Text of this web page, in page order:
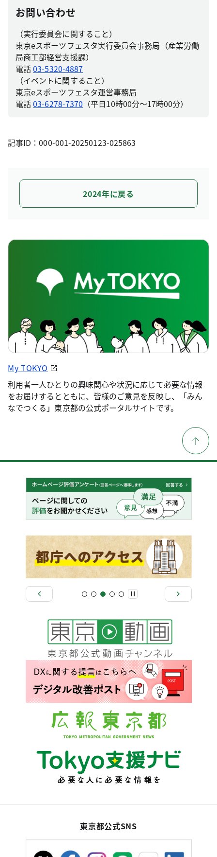
お問い合わせ
（実行委員会に関すること）
東京eスポーツフェスタ実行委員会事務局（産業労働
局商工部経営支援課）
電話03-5320-4887
（イベントに関すること）
東京eスポーツフェスタ運営事務局
電話03-6278-7370 （平日10時00分～17時00分）
記事ID：000-001-20250123-025863
2024年に戻る
My TOKYO
利用者一人ひとりの興味関心や状況に応じて必要な情報
をお届けするとともに、皆様のご意見を反映し、「みん
なでつくる」東京都の公式ポータルサイトです。
東京都公式SNS